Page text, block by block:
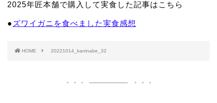
2025年匠本舗で購入して実食した記事はこちら
● ズワイガニを食べました実食感想
HOME 20221014_kaninabe_32